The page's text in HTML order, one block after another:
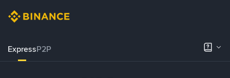
ExpressP2P